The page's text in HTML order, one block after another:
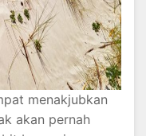
menakjubkan
akan pernah